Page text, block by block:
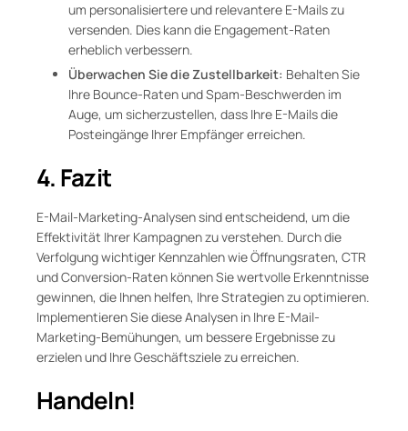
um personalisiertere und relevantere E-Mails zu
versenden. Dies kann die Engagement-Raten
erheblich verbessern.
Überwachen Sie die Zustellbarkeit: Behalten Sie
Ihre Bounce-Raten und Spam-Beschwerden im
Auge, um sicherzustellen, dass Ihre E-Mails die
Posteingänge Ihrer Empfänger erreichen.
4. Fazit
E-Mail-Marketing-Analysen sind entscheidend, um die
Effektivität Ihrer Kampagnen zu verstehen. Durch die
Verfolgung wichtiger Kennzahlen wie Öffnungsraten, CTR
und Conversion-Raten können Sie wertvolle Erkenntnisse
gewinnen, die Ihnen helfen, Ihre Strategien zu optimieren.
Implementieren Sie diese Analysen in Ihre E-Mail-
Marketing-Bemühungen, um bessere Ergebnisse zu
erzielen und Ihre Geschäftsziele zu erreichen.
Handeln!